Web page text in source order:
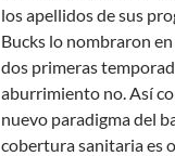
los apellidos de sus
Bucks lo nombraron
dos primeras
aburrimiento no. Así
nuevo paradigma del
cobertura sanitaria es